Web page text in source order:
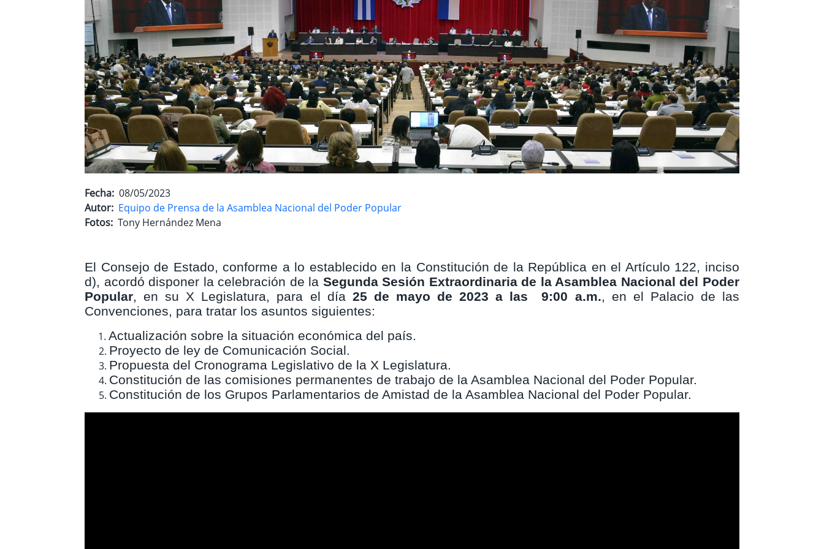
Fecha 08/05/2023
Autor Equipo de Prensa de la Asamblea Nacional del Poder Popular
Fotos Tony Hernández Mena
El Consejo de Estado, conforme a lo establecido en la Constitución de la República en el Artículo 122, inciso
d), acordó disponer la celebración de la Segunda Sesión Extraordinaria de la Asamblea Nacional del Poder
Popular, en su X Legislatura, para el día 25 de mayo de 2023 a las 9:00 a.m., en el Palacio de las
Convenciones, para tratar los asuntos siguientes:
Actualización sobre la situación económica del país.
Proyecto de ley de Comunicación Social.
Propuesta del Cronograma Legislativo de la X Legislatura.
Constitución de las comisiones permanentes de trabajo de la Asamblea Nacional del Poder Popular.
Constitución de los Grupos Parlamentarios de Amistad de la Asamblea Nacional del Poder Popular.